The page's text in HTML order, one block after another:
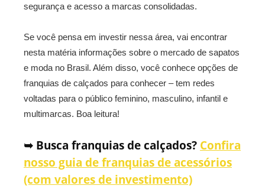
segurança e acesso a marcas consolidadas.
Se você pensa em investir nessa área, vai encontrar
nesta matéria informações sobre o mercado de sapatos
e moda no Brasil. Além disso, você conhece opções de
franquias de calçados para conhecer – tem redes
voltadas para o público feminino, masculino, infantil e
multimarcas. Boa leitura!
➥ Busca franquias de calçados? Confira
nosso guia de franquias de acessórios
(com valores de investimento)